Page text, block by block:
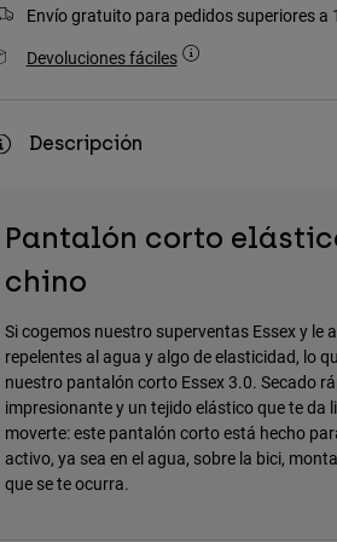
Envío gratuito para pedidos superiores a
Devoluciones fáciles
Descripción
Pantalón corto
chino
Si cogemos nuestro superventas Essex y le
repelentes al agua y algo de elasticidad, lo
nuestro pantalón corto Essex 3.0. Secado
impresionante y un tejido elástico que te da
moverte: este pantalón corto está hecho
activo, ya sea en el agua, sobre la bici,
que se te ocurra.